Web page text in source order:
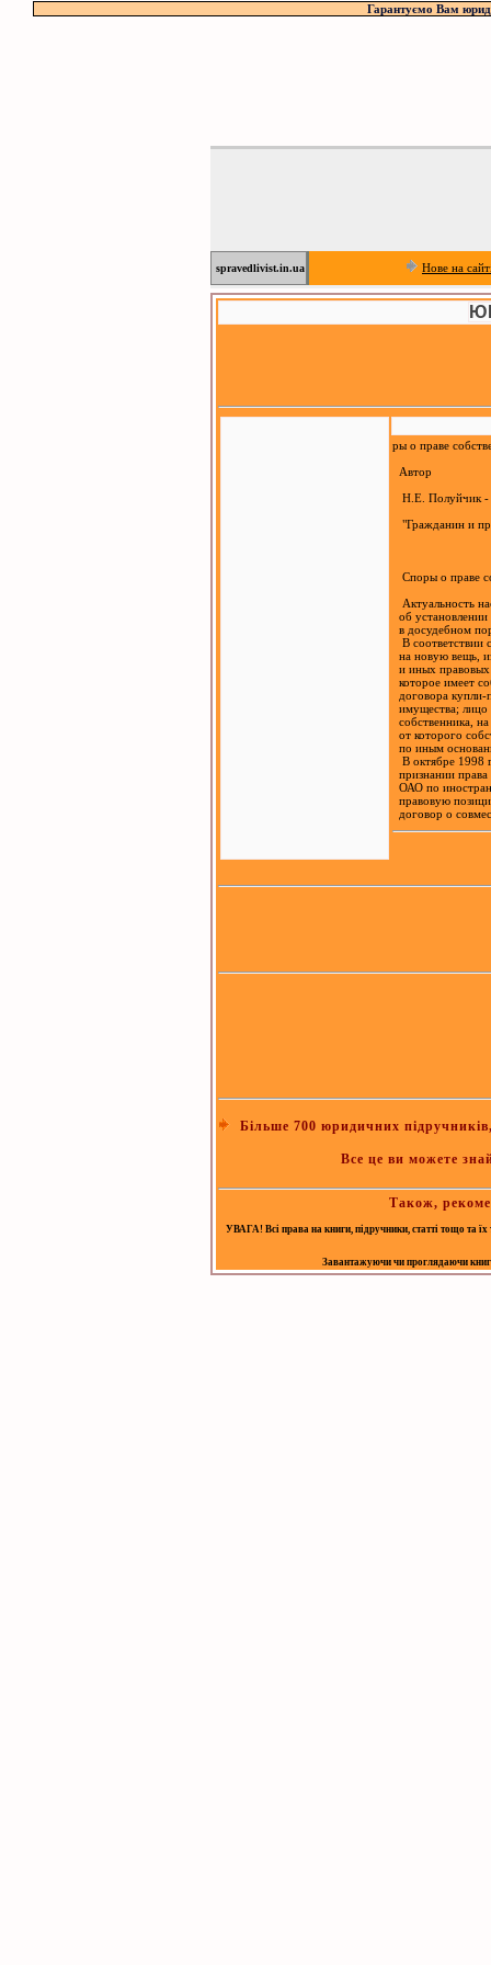
Гарантуємо Вам
spravedlivist.in.ua Нове на
ры о праве
Автор
Н.Е. Полуйчик -
"Гражданин и
Споры о праве
Актуальность
об
в досудебном
В соответствии
на новую вещь,
и иных правовых
которое имеет
договора
имущества;
собственника,
от которого
по иным
В октябре 1998
признании права
ОАО по
правовую
договор о
Більше 700 юридичних
Все це ви можете
Також,
УВАГА! Всі права на книги, підручники, статті тощо та
Завантажуючи чи проглядаючи